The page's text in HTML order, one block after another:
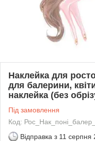
Наклейка для
для балерини,
наклейка (без
Під замовлення
Код:
Відправка з 11 серпня